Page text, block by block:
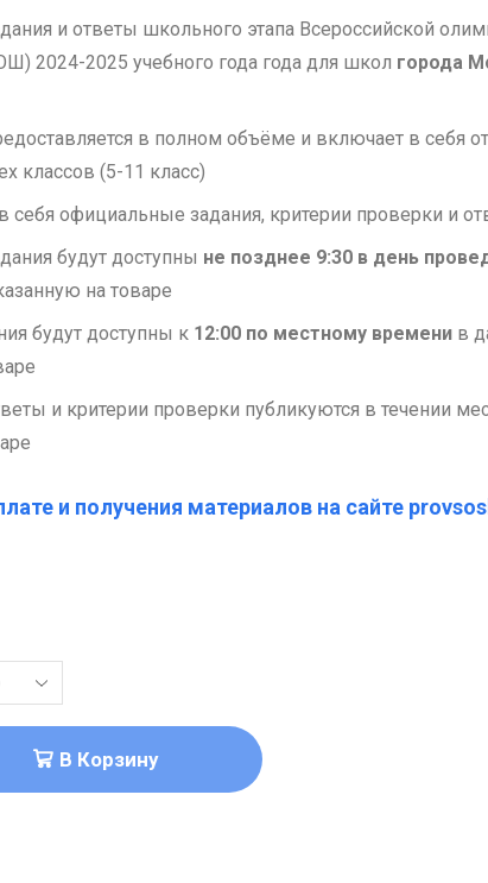
и ответы школьного этапа Всероссийской
2024-2025 учебного года года для школ города
в полном объёме и включает в себя
классов (5-11 класс)
себя официальные задания, критерии проверки и
будут доступны не позднее 9:30в день
на товаре
будут доступны к 12:00 по местному временив
и критерии проверки публикуются в течении
и получения материалов на сайте
В Корзину